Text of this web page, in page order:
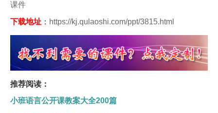
课件
下载地址： https://kj.qulaoshi.com/ppt/3815.html
推荐阅读：
小班语言公开课教案大全200篇